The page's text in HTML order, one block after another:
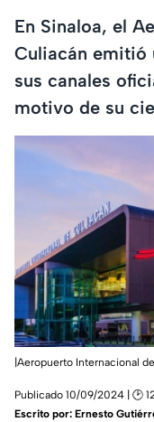
En Sinaloa, el
Culiacán emitió
sus canales
motivo de su
|Aeropuerto Internacional
Publicado 10/09/2024 | 🕑
Escrito por: Ernesto